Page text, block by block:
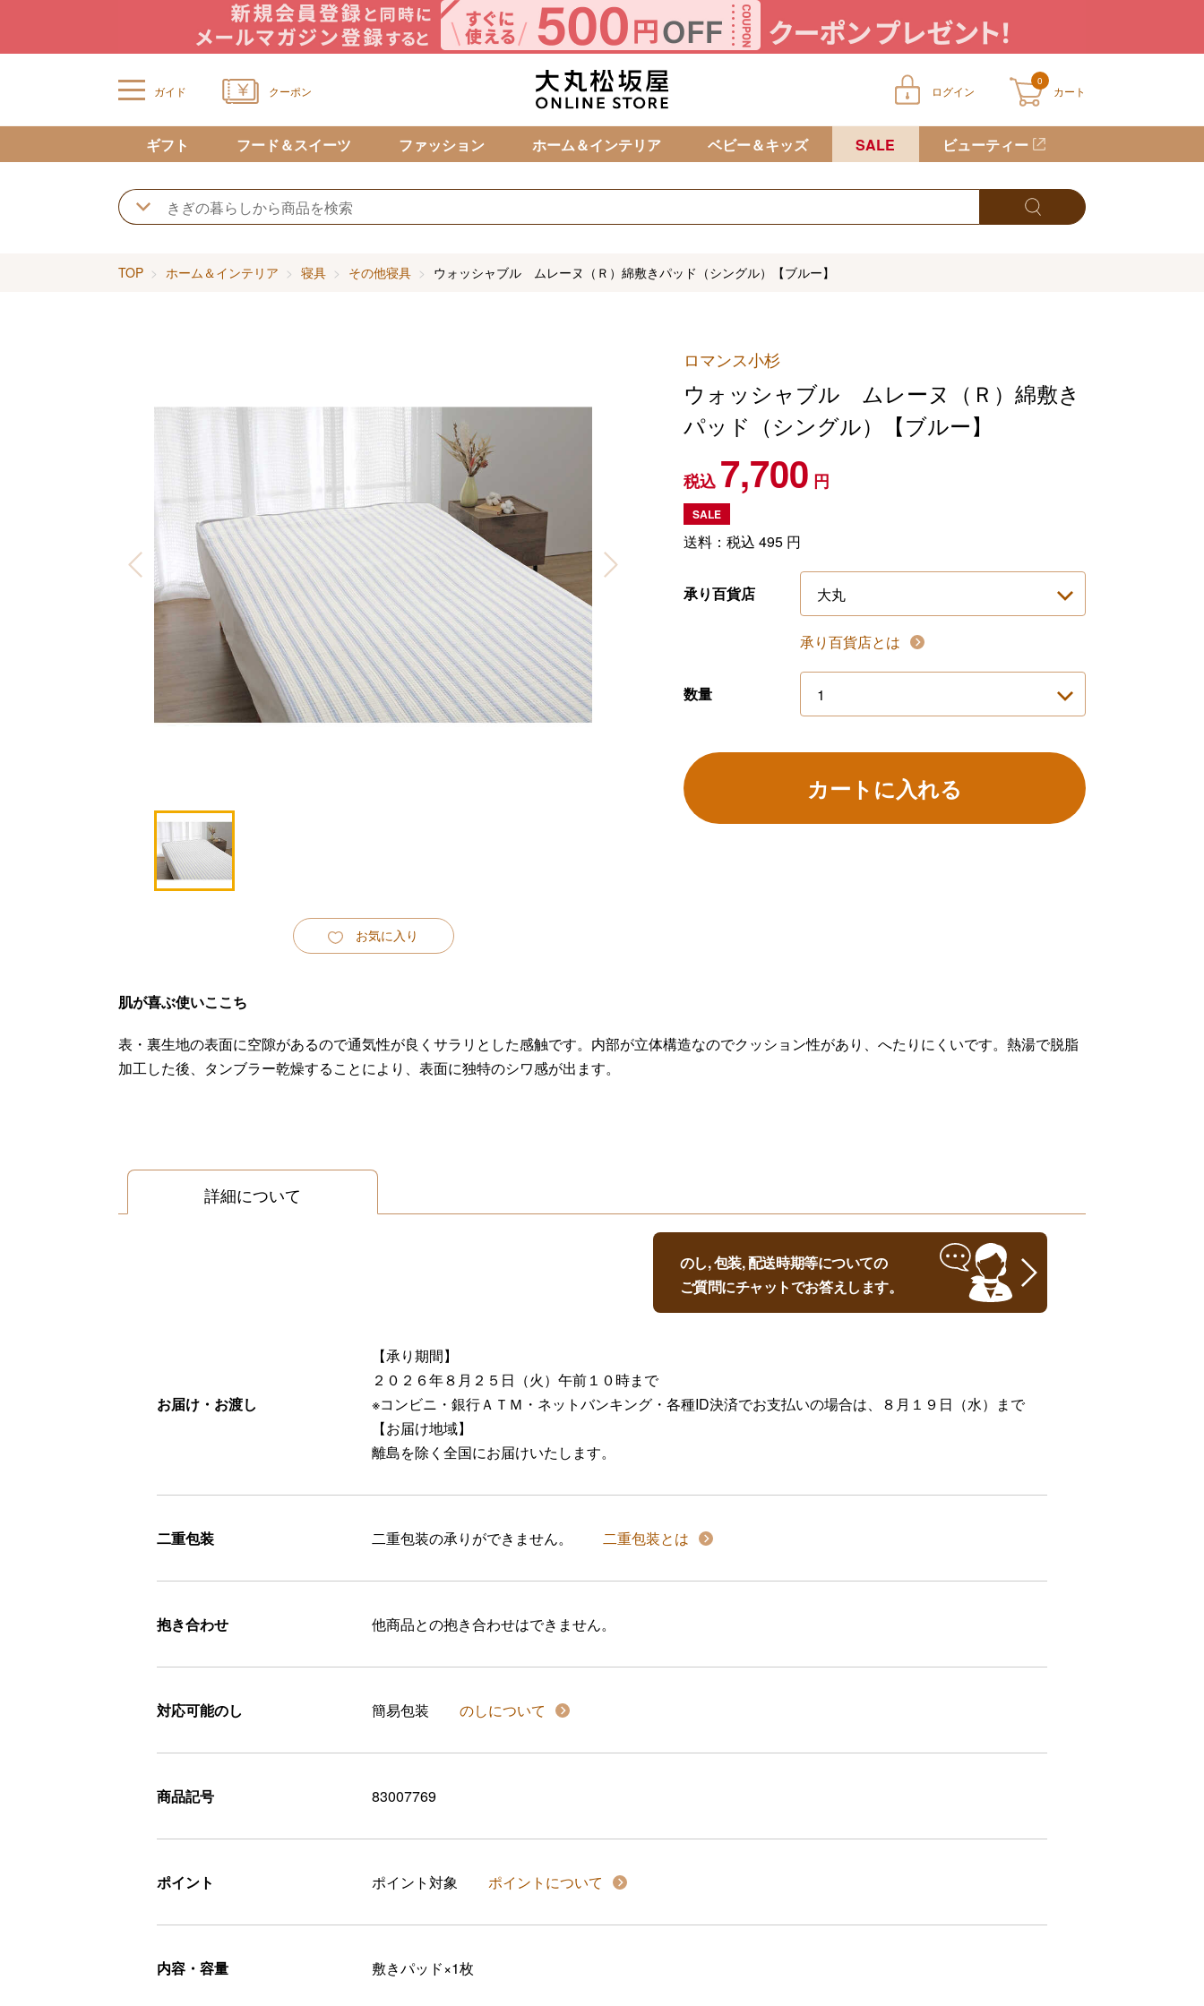
ガイド クーポン ログイン
0
カート
カートに商品が入っていません
ギフト フード＆スイーツ ファッション ホーム＆インテリア ベビー＆キッズ SALE ビューティー
TOP ホーム＆インテリア 寝具 その他寝具 ウォッシャブル ムレーヌ（Ｒ）綿敷きパッド（シングル）【ブルー】
お気に入り
ロマンス小杉
ウォッシャブル ムレーヌ（Ｒ）綿敷き
パッド（シングル）【ブルー】
税込7,700 円
SALE
送料：税込 495円
承り百貨店
承り百貨店とは
数量
カートに入れる
肌が喜ぶ使いここち
表・裏生地の表面に空隙があるので通気性が良くサラリとした感触です。内部が立体構造なのでクッション性があり、へたりにくいです。熱湯で脱脂
加工した後、タンブラー乾燥することにより、表面に独特のシワ感が出ます。
詳細について
のし, 包装, 配送時期等についての
ご質問にチャットでお答えします。
お届け・お渡し
【承り期間】
２０２６年８月２５日（火）午前１０時まで
※コンビニ・銀行ＡＴＭ・ネットバンキング・各種ID決済でお支払いの場合は、８月１９日（水）まで
【お届け地域】
離島を除く全国にお届けいたします。
二重包装 二重包装の承りができません。 二重包装とは
抱き合わせ 他商品との抱き合わせはできません。
対応可能のし 簡易包装 のしについて
商品記号 83007769
ポイント ポイント対象 ポイントについて
内容・容量 敷きパッド×1枚